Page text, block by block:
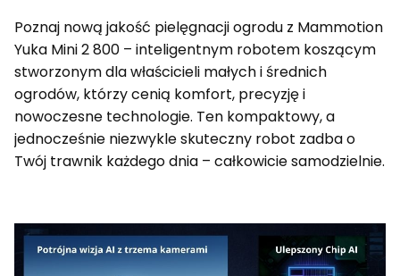
Poznaj nową jakość pielęgnacji ogrodu z Mammotion
Yuka Mini 2 800 – inteligentnym robotem koszącym
stworzonym dla właścicieli małych i średnich
ogrodów, którzy cenią komfort, precyzję i
nowoczesne technologie. Ten kompaktowy, a
jednocześnie niezwykle skuteczny robot zadba o
Twój trawnik każdego dnia – całkowicie samodzielnie.